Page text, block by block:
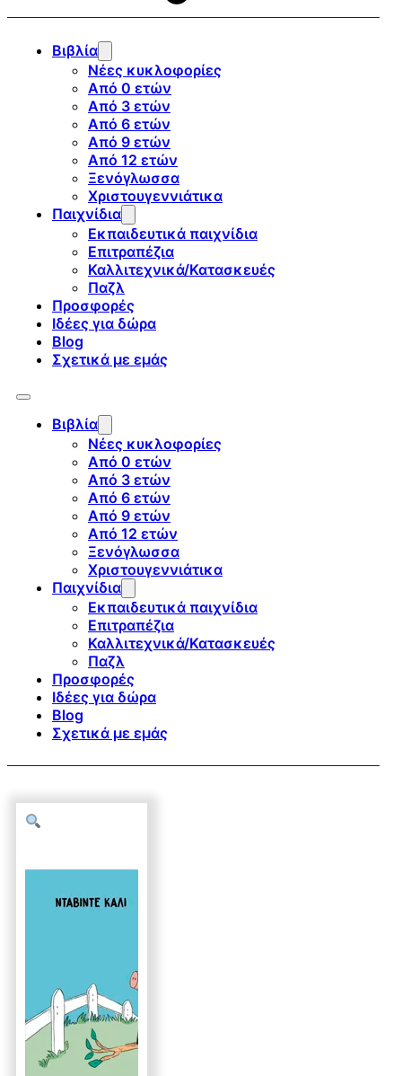
Βιβλία
Νέες κυκλοφορίες
Από 0 ετών
Από 3 ετών
Από 6 ετών
Από 9 ετών
Από 12 ετών
Ξενόγλωσσα
Χριστουγεννιάτικα
Παιχνίδια
Εκπαιδευτικά παιχνίδια
Επιτραπέζια
Καλλιτεχνικά/Κατασκευές
Παζλ
Προσφορές
Ιδέες για δώρα
Blog
Σχετικά με εμάς
Βιβλία
Νέες κυκλοφορίες
Από 0 ετών
Από 3 ετών
Από 6 ετών
Από 9 ετών
Από 12 ετών
Ξενόγλωσσα
Χριστουγεννιάτικα
Παιχνίδια
Εκπαιδευτικά παιχνίδια
Επιτραπέζια
Καλλιτεχνικά/Κατασκευές
Παζλ
Προσφορές
Ιδέες για δώρα
Blog
Σχετικά με εμάς